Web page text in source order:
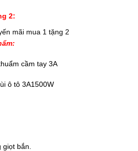
2:
cầm tay 3A
ô tô 3A1500W
bắn.